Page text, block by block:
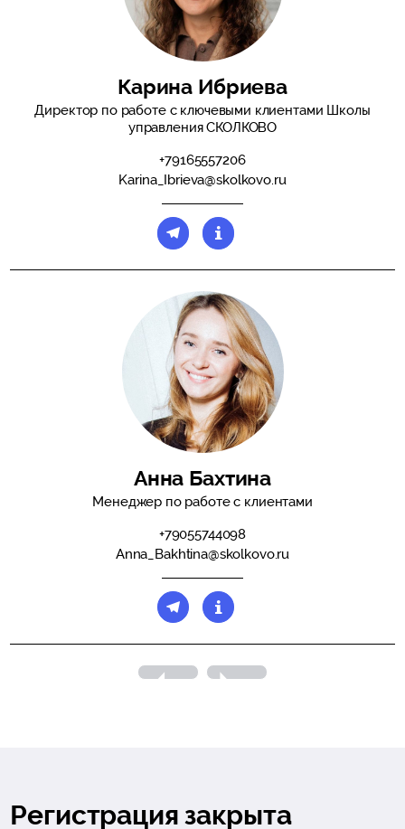
Карина Ибриева
Директор по работе с ключевыми клиентами Школы
управления СКОЛКОВО
+79165557206
Karina_Ibrieva@skolkovo.ru
Анна Бахтина
Менеджер по работе с клиентами
+79055744098
Anna_Bakhtina@skolkovo.ru
Регистрация закрыта